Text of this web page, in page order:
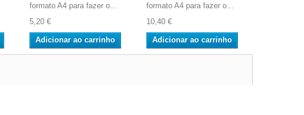
formato A4 para fazer o...
5,20 €
Adicionar ao carrinho
formato A4 para fazer o...
10,40 €
Adicionar ao carrinho